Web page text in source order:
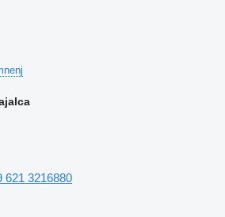
621 3216880